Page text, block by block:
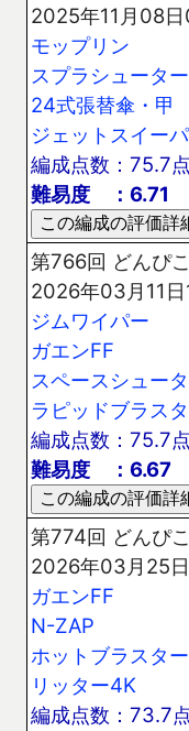
2025年11月08
モップリン
スプラシューター
24式張替傘・甲
ジェットスイー
編成点数：75.7
難易度 ：6.71
第766回 どんぴ
2026年03月11
ジムワイパー
ガエンFF
スペースシュー
ラピッドブラス
編成点数：75.7
難易度 ：6.67
第774回 どんぴ
2026年03月25
ガエンFF
N-ZAP
ホットブラスター
リッター4K
編成点数：73.7